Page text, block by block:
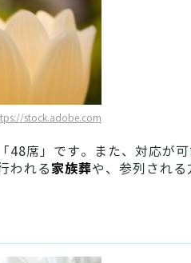
stock.adobe.com
48席」です。また、対応が
われる家族葬や、参列される